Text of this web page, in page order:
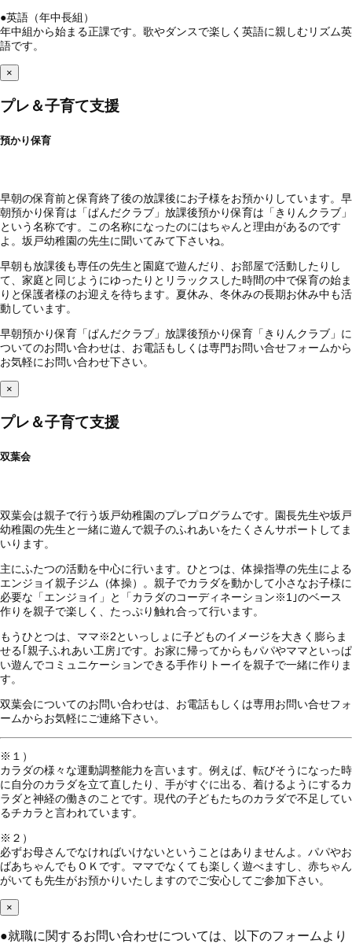
●英語（年中長組）
年中組から始まる正課です。歌やダンスで楽しく英語に親しむリズム英
語です。
×
プレ＆子育て支援
預かり保育
早朝の保育前と保育終了後の放課後にお子様をお預かりしています。早
朝預かり保育は「ぱんだクラブ」放課後預かり保育は「きりんクラブ」
という名称です。この名称になったのにはちゃんと理由があるのです
よ。坂戸幼稚園の先生に聞いてみて下さいね。
早朝も放課後も専任の先生と園庭で遊んだり、お部屋で活動したりし
て、家庭と同じようにゆったりとリラックスした時間の中で保育の始ま
りと保護者様のお迎えを待ちます。夏休み、冬休みの長期お休み中も活
動しています。
早朝預かり保育「ぱんだクラブ」放課後預かり保育「きりんクラブ」に
ついてのお問い合わせは、お電話もしくは専門お問い合せフォームから
お気軽にお問い合わせ下さい。
×
プレ＆子育て支援
双葉会
双葉会は親子で行う坂戸幼稚園のプレプログラムです。園長先生や坂戸
幼稚園の先生と一緒に遊んで親子のふれあいをたくさんサポートしてま
いります。
主にふたつの活動を中心に行います。ひとつは、体操指導の先生による
エンジョイ親子ジム（体操）。親子でカラダを動かして小さなお子様に
必要な「エンジョイ」と「カラダのコーディネーション※1 ｣のベース
作りを親子で楽しく、たっぷり触れ合って行います。
もうひとつは、ママ※2といっしょに子どものイメージを大きく膨らま
せる｢親子ふれあい工房｣です。お家に帰ってからもパパやママといっぱ
い遊んでコミュニケーションできる手作りトーイを親子で一緒に作りま
す。
双葉会についてのお問い合わせは、お電話もしくは専用お問い合せフォ
ームからお気軽にご連絡下さい。
※１）
カラダの様々な運動調整能力を言います。例えば、転びそうになった時
に自分のカラダを立て直したり、手がすぐに出る、着けるようにするカ
ラダと神経の働きのことです。現代の子どもたちのカラダで不足してい
るチカラと言われています。
※２）
必ずお母さんでなければいけないということはありませんよ。パパやお
ばあちゃんでもＯＫです。ママでなくても楽しく遊べますし、赤ちゃん
がいても先生がお預かりいたしますのでご安心してご参加下さい。
×
●就職に関するお問い合わせについては、以下のフォームより